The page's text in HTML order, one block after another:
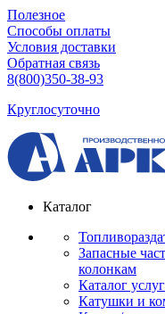
Полезное
Способы оплаты
Условия доставки
Обратная связь
8(800)350-38-93
Круглосуточно
Каталог
Запасные
колонкам
Каталог услуг
Катушки и